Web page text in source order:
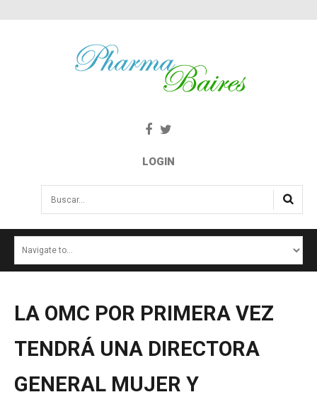
LOGIN
Buscar...
NOTICIAS
NOTICIAS MEDICAMENTOS
CONTACTO
LA OMC POR PRIMERA VEZ
TENDRÁ UNA DIRECTORA
GENERAL MUJER Y